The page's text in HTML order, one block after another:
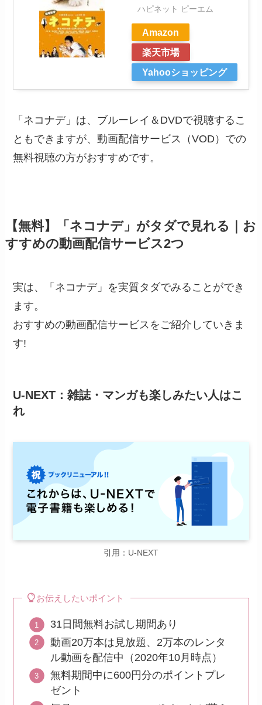
ハピネット ピーエム
Amazon
楽天市場
Yahooショッピング
「ネコナデ」は、ブルーレイ＆DVDで視聴するこ
ともできますが、動画配信サービス（VOD）での
無料視聴の方がおすすめです。
【無料】「ネコナデ」がタダで見れる｜お
すすめの動画配信サービス2つ
実は、「ネコナデ」を実質タダでみることができ
ます。
おすすめの動画配信サービスをご紹介していきま
す!
U-NEXT：雑誌・マンガも楽しみたい人はこ
れ
引用：U-NEXT
お伝えしたいポイント
31日間無料お試し期間あり
動画20万本は見放題、2万本のレンタ
ル動画を配信中（2020年10月時点）
無料期間中に600円分のポイントプレ
ゼント